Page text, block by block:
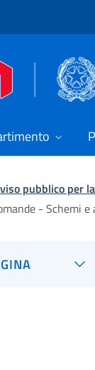
pubblico per
- Schemi e